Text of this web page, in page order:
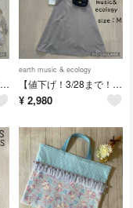
【タグ付新品】ミスティウーマン フローラルレース刺繍ロングスリーブブラウス
earth music & ecology
【値下げ！3/28まで！】ドット柄ブラウス×ジレワンピースのコーデ コーデ売り
¥ 2,980